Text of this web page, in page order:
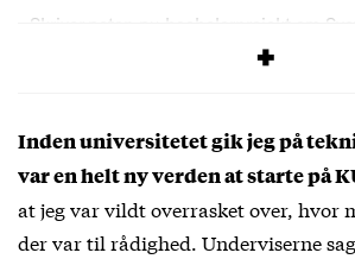
Skriver netop nu bachelorprojekt om
bog ’Krigen har ikke et kvindeligt ansigt’.
Inden universitetet gik jeg på
var en helt ny verden at starte på
at jeg var vildt overrasket over, hvor
der var til rådighed. Underviserne